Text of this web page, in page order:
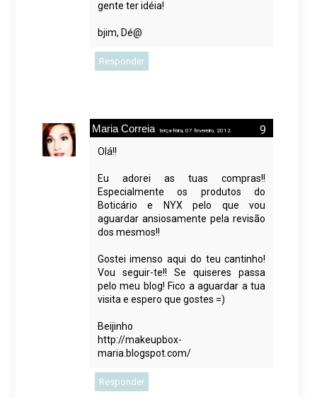
gente ter idéia!
bjim, Dé@
Responder
Maria Correia terça-feira, 07 fevereiro, 2012
Olá!!
Eu adorei as tuas compras!!
Especialmente os produtos do
Boticário e NYX pelo que vou
aguardar ansiosamente pela revisão
dos mesmos!!
Gostei imenso aqui do teu cantinho!
Vou seguir-te!! Se quiseres passa
pelo meu blog! Fico a aguardar a tua
visita e espero que gostes =)
Beijinho
http://makeupbox-
maria.blogspot.com/
Responder